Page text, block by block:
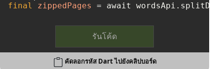
final
zippedPages = await
รันโค้ด
คัดลอกรหัส Dart ไปยังคลิปบอร์ด